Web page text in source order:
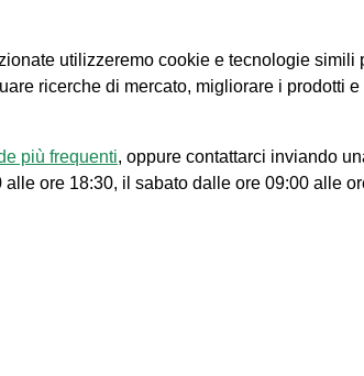
utilizzeremo cookie e tecnologie
ricerche di mercato, migliorare i prodotti
più frequenti, oppure contattarci inviando
ore 18:30, il sabato dalle ore 09:00 alle